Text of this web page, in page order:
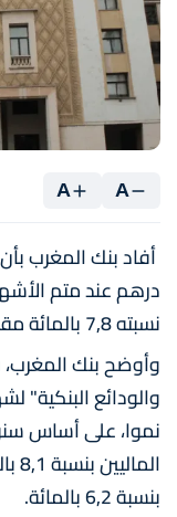
A
A
نسبته 7,8 بالمائة مقارنة بالفترة ذاتها من السنة الماضية.
وأوضح بنك المغرب،
نموا، على أساس
بنسبة 6,2 بالمائة.